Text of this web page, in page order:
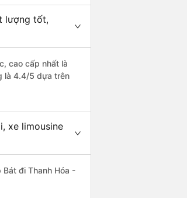
lượng tốt,
cao cấp nhất là
là 4.4/5 dựa trên
xe limousine
Bát đi Thanh Hóa -